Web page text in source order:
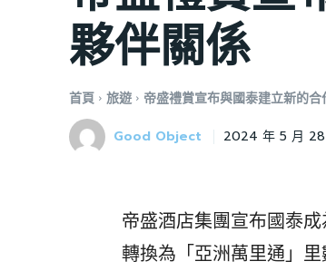
夥伴關係
首頁 旅遊 帝盛禮賞宣布與國泰建立新的
Good Object 2024 年 5 月 28
帝盛酒店集團宣布國泰
轉換為「亞洲萬里通」